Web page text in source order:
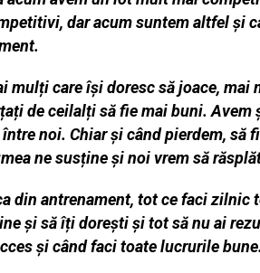
dar acum suntem altfel și
mulți care își doresc să joace, mai
de ceilalți să fie mai buni. Avem
noi. Chiar și când pierdem, să
ne susține și noi vrem să
din antrenament, tot ce faci zilnic
și să îți dorești și tot să nu ai
și când faci toate lucrurile